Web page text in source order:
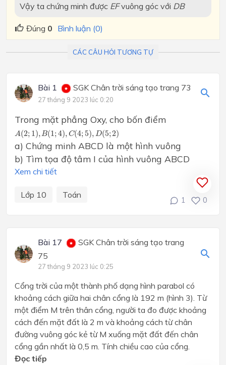
Vậy ta chứng minh được EFvuông góc với DB
Đúng 0 Bình luận (0)
CÁC CÂU HỎI TƯƠNG TỰ
Bài 1 SGK Chân trời sáng tạo trang 73
27 tháng 9 2023 lúc 0:20
Trong mặt phẳng Oxy, cho bốn điểm
A(2; 1),B(1;4), C(4;5), D(5;2)
A (2 1 ), B(1; )C (4; 5 ,D 5;2)
a) Chứng minh ABCD là một hình vuông
b) Tìm tọa độ tâm I của hình vuông ABCD
Xem chi tiết
Lớp 10 Toán
1 0
Bài 17
SGK Chân trời sáng tạo trang
75
27 tháng 9 2023 lúc 0:25
Cổng trời của một thành phố dạng hình parabol có
khoảng cách giữa hai chân cổng là 192 m (hình 3). Từ
một điểm M trên thân cổng, người ta đo được khoảng
cách đến mặt đất là 2 m và khoảng cách từ chân
đường vuông góc kẻ từ M xuống mặt đất đến chân
cổng gần nhất là 0,5 m. Tính chiều cao của cổng.
Đọc tiếp